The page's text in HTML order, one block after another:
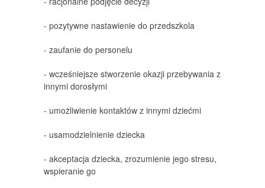
- pozytywne nastawienie do przedszkola
- zaufanie do personelu
- wcześniejsze stworzenie okazji przebywania z
innymi dorosłymi
- umożliwienie kontaktów z innymi dziećmi
- usamodzielnienie dziecka
- akceptacja dziecka, zrozumienie jego stresu,
wspieranie go